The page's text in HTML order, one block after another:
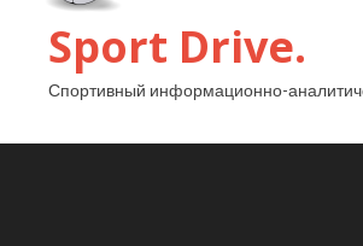
Sport Drive.
Спортивный информационно-